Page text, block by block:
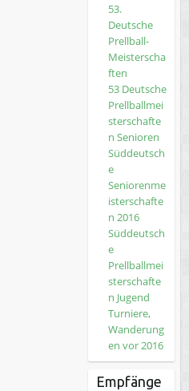
53.
Deutsche
Prellball-
Meisterscha
ften
53 Deutsche
Prellballmei
sterschafte
n Senioren
Süddeutsch
e
Seniorenme
isterschafte
n 2016
Süddeutsch
e
Prellballmei
sterschafte
n Jugend
Turniere,
Wanderung
en vor 2016
Empfänge